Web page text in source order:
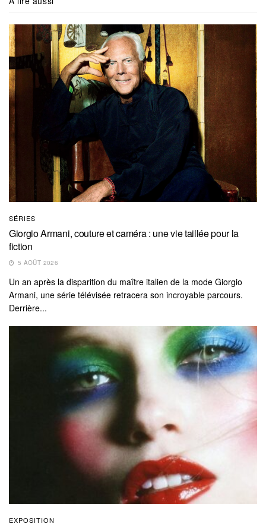
SÉRIES
Giorgio Armani, couture et caméra : une vie taillée pour la
fiction
5 AOÛT 2026
Un an après la disparition du maître italien de la mode Giorgio
Armani, une série télévisée retracera son incroyable parcours.
Derrière...
EXPOSITION